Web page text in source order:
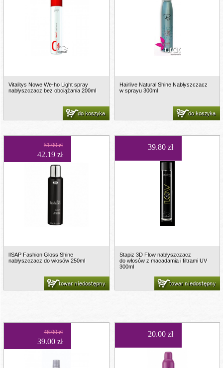
Vitalitys Nowe We-ho Light spray
nabłyszczacz bez obciążania 200ml
do koszyka
Hairlive Natural Shine Nabłyszczacz
w sprayu 300ml
do koszyka
51.00 zł
42.19 zł
lISAP Fashion Gloss Shine
nabłyszczacz do włosów 250ml
towar niedostępny
39.80 zł
Stapiz 3D Flow nabłyszczacz
do włosów z macadamia i filtrami UV
300ml
towar niedostępny
46.00 zł
39.00 zł
20.00 zł